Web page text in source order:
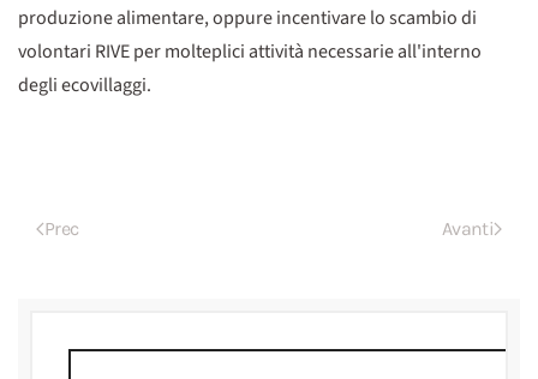
produzione alimentare, oppure incentivare lo scambio di
volontari RIVE per molteplici attività necessarie all'interno
degli ecovillaggi.
Prec Avanti